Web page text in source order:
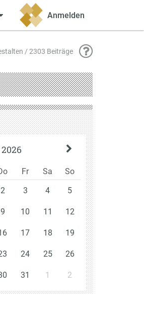
Anmelden
/ 2303 Beiträge
Fr Sa
So
2 3 4 5
9 10 11 12
17 18 19
24 25 26
31 1 2